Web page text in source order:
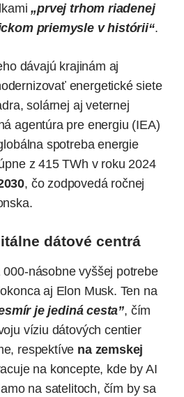
„prvej trhom riadenej
priemysle v histórii“.
dávajú krajinám aj
energetické siete
solárnej aj veternej
agentúra pre energiu (IEA)
spotreba energie
z 415 TWh v roku 2024
, čo zodpovedá ročnej
dátové centrá
násobne vyššej potrebe
aj Elon Musk. Ten na
je jediná cesta”, čím
víziu dátových centier
respektíve na zemskej
na koncepte, kde by AI
na satelitoch, čím by sa